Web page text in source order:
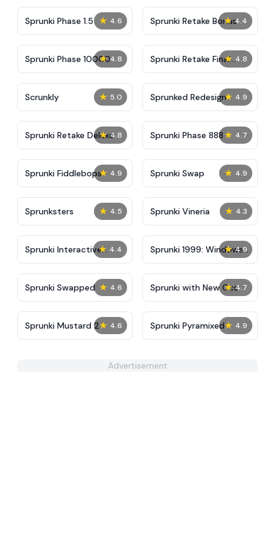
★ 4.6
Sprunki Phase 1.5 ★ 4.4
Sprunki Retake Bonus
★ 4.8
Sprunki Phase 10000 ★ 4.8
Sprunki Retake Final
Update
★ 5.0
Scrunkly ★ 4.9
Sprunked Redesign
★ 4.8
Sprunki Retake Deluxe ★ 4.7
Sprunki Phase 888
★ 4.9
Sprunki Fiddlebops ★ 4.9
Sprunki Swap
★ 4.5
Sprunksters ★ 4.3
Sprunki Vineria
★ 4.4
Sprunki Interactive
Tunner
★ 4.9
Sprunki 1999: Windows
XP
★ 4.6
Sprunki Swapped ★ 4.7
Sprunki with New Ocs
★ 4.6
Sprunki Mustard 2 ★ 4.9
Sprunki Pyramixed
Advertisement